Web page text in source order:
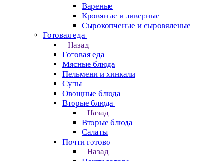
Вареные
Кровяные и ливерные
Сырокопченые и сыровяленые
Готовая еда
Назад
Готовая еда
Мясные блюда
Пельмени и хинкали
Супы
Овощные блюда
Вторые блюда
Назад
Вторые блюда
Салаты
Почти готово
Назад